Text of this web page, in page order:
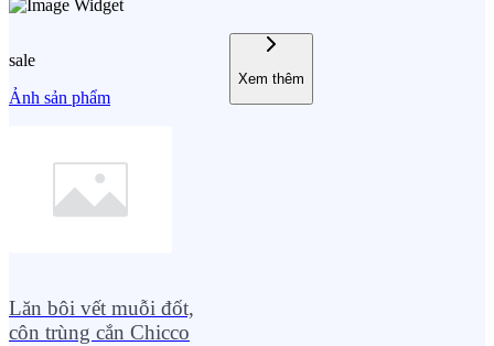
sale
Ảnh sản phẩm
Lăn bôi vết muỗi đốt,
côn trùng cắn Chicco
Xem thêm